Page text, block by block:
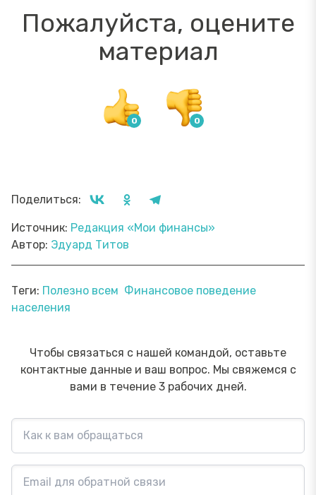
Пожалуйста, оцените
материал
Поделиться:
Источник: Редакция «Мои финансы»
Автор: Эдуард Титов
Теги: Полезно всем Финансовое поведение
населения
Чтобы связаться с нашей командой, оставьте
контактные данные и ваш вопрос. Мы свяжемся с
вами в течение 3 рабочих дней.